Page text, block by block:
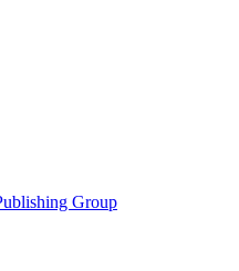
Group